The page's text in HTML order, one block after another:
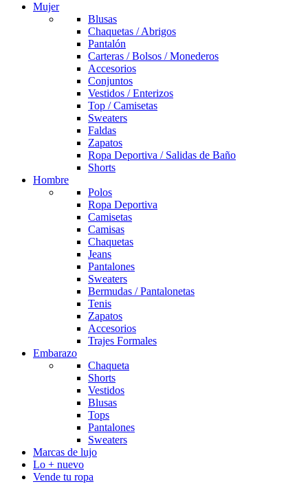
Mujer
Blusas
Chaquetas / Abrigos
Pantalón
Carteras / Bolsos / Monederos
Accesorios
Conjuntos
Vestidos / Enterizos
Top / Camisetas
Sweaters
Faldas
Zapatos
Ropa Deportiva / Salidas de Baño
Shorts
Hombre
Polos
Ropa Deportiva
Camisetas
Camisas
Chaquetas
Jeans
Pantalones
Sweaters
Bermudas / Pantalonetas
Tenis
Zapatos
Accesorios
Trajes Formales
Embarazo
Chaqueta
Shorts
Vestidos
Blusas
Tops
Pantalones
Sweaters
Marcas de lujo
Lo + nuevo
Vende tu ropa